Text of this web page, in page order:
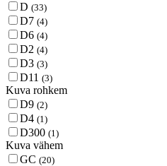
D (33)
D7 (4)
D6 (4)
D2 (4)
D3 (3)
D11 (3)
Kuva rohkem
D9 (2)
D4 (1)
D300 (1)
Kuva vähem
GC (20)